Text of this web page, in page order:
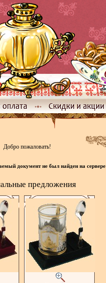
Добро пожаловать!
документ не был найден на сервере
предложения